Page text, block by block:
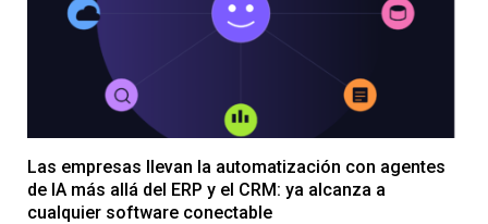
Las empresas llevan la automatización con agentes
de IA más allá del ERP y el CRM: ya alcanza a
cualquier software conectable